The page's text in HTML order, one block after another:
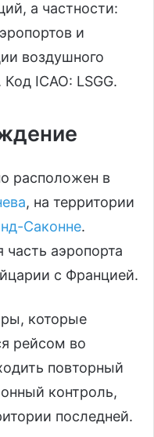
а частности:
и
воздушного
ICAO: LSGG.
расположен в
, на территории
Саконне.
аэропорта
с Францией.
которые
рейсом во
повторный
контроль,
последней.